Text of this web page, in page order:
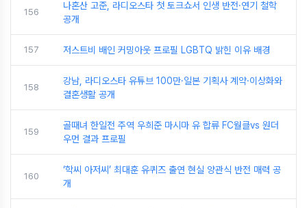
156
나혼산 고준, 라디오스타 첫 토크쇼서 인생 반전·연기 철학
공개
157 저스트비 배인 커밍아웃 프로필 LGBTQ 밝힌 이유 배경
158
강남, 라디오스타 유튜브 100만·일본 기획사 계약·이상화와
결혼생활 공개
159
골때녀 한일전 주역 우희준 마시마 유 합류 FC월클vs 원더
우먼 결과 프로필
160
‘학씨 아저씨’ 최대훈 유퀴즈 출연 현실 양관식 반전 매력 공
개